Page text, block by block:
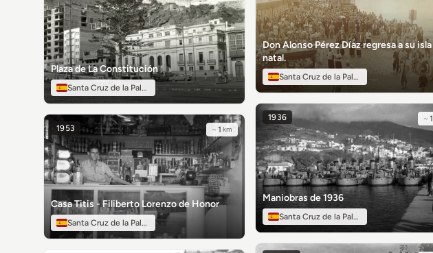
Plaza de La Constitución
Santa Cruz de la Palma
1953 ~ 1 km
Casa Titis - Filiberto Lorenzo de Honor
Santa Cruz de la Palma
Don Alonso Pérez Díaz regresa a su isla
natal.
Santa Cruz de la Palma
1936 ~ 1
Maniobras de 1936
Santa Cruz de la Palma